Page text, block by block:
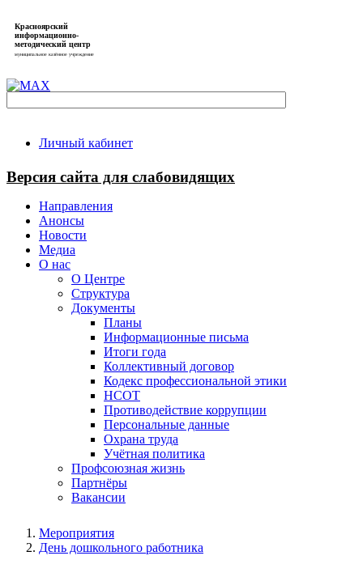
Красноярский
информационно-
методический центр
муниципальное казённое учреждение
Личный кабинет
Версия сайта для слабовидящих
Направления
Анонсы
Новости
Медиа
О нас
О Центре
Структура
Документы
Планы
Информационные письма
Итоги года
Коллективный договор
Кодекс профессиональной этики
НСОТ
Противодействие коррупции
Персональные данные
Охрана труда
Учётная политика
Профсоюзная жизнь
Партнёры
Вакансии
Мероприятия
День дошкольного работника